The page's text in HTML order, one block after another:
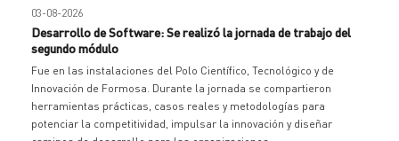
03-08-2026
Desarrollo de Software: Se realizó la jornada de trabajo del
segundo módulo
Fue en las instalaciones del Polo Científico, Tecnológico y de
Innovación de Formosa. Durante la jornada se compartieron
herramientas prácticas, casos reales y metodologías para
potenciar la competitividad, impulsar la innovación y diseñar